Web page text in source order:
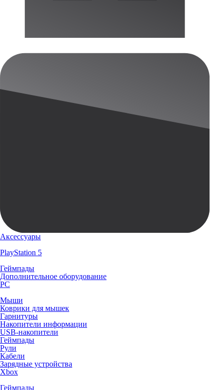
Аксессуары
PlayStation 5
Геймпады
Дополнительное оборудование
PC
Мыши
Коврики для мышек
Гарнитуры
Накопители информации
USB-накопители
Геймпады
Рули
Кабели
Зарядные устройства
Xbox
Геймпады